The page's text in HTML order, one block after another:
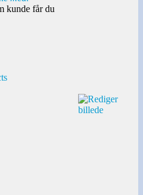
kunde får du